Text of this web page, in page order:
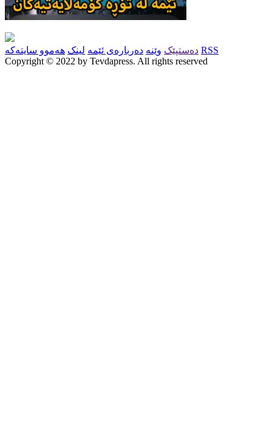
دەستپێک وێنە دەربارەی ئێمە لینک هەموو سایتەکە
RSS
Copyright © 2022 by Tevdapress. All rights reserved